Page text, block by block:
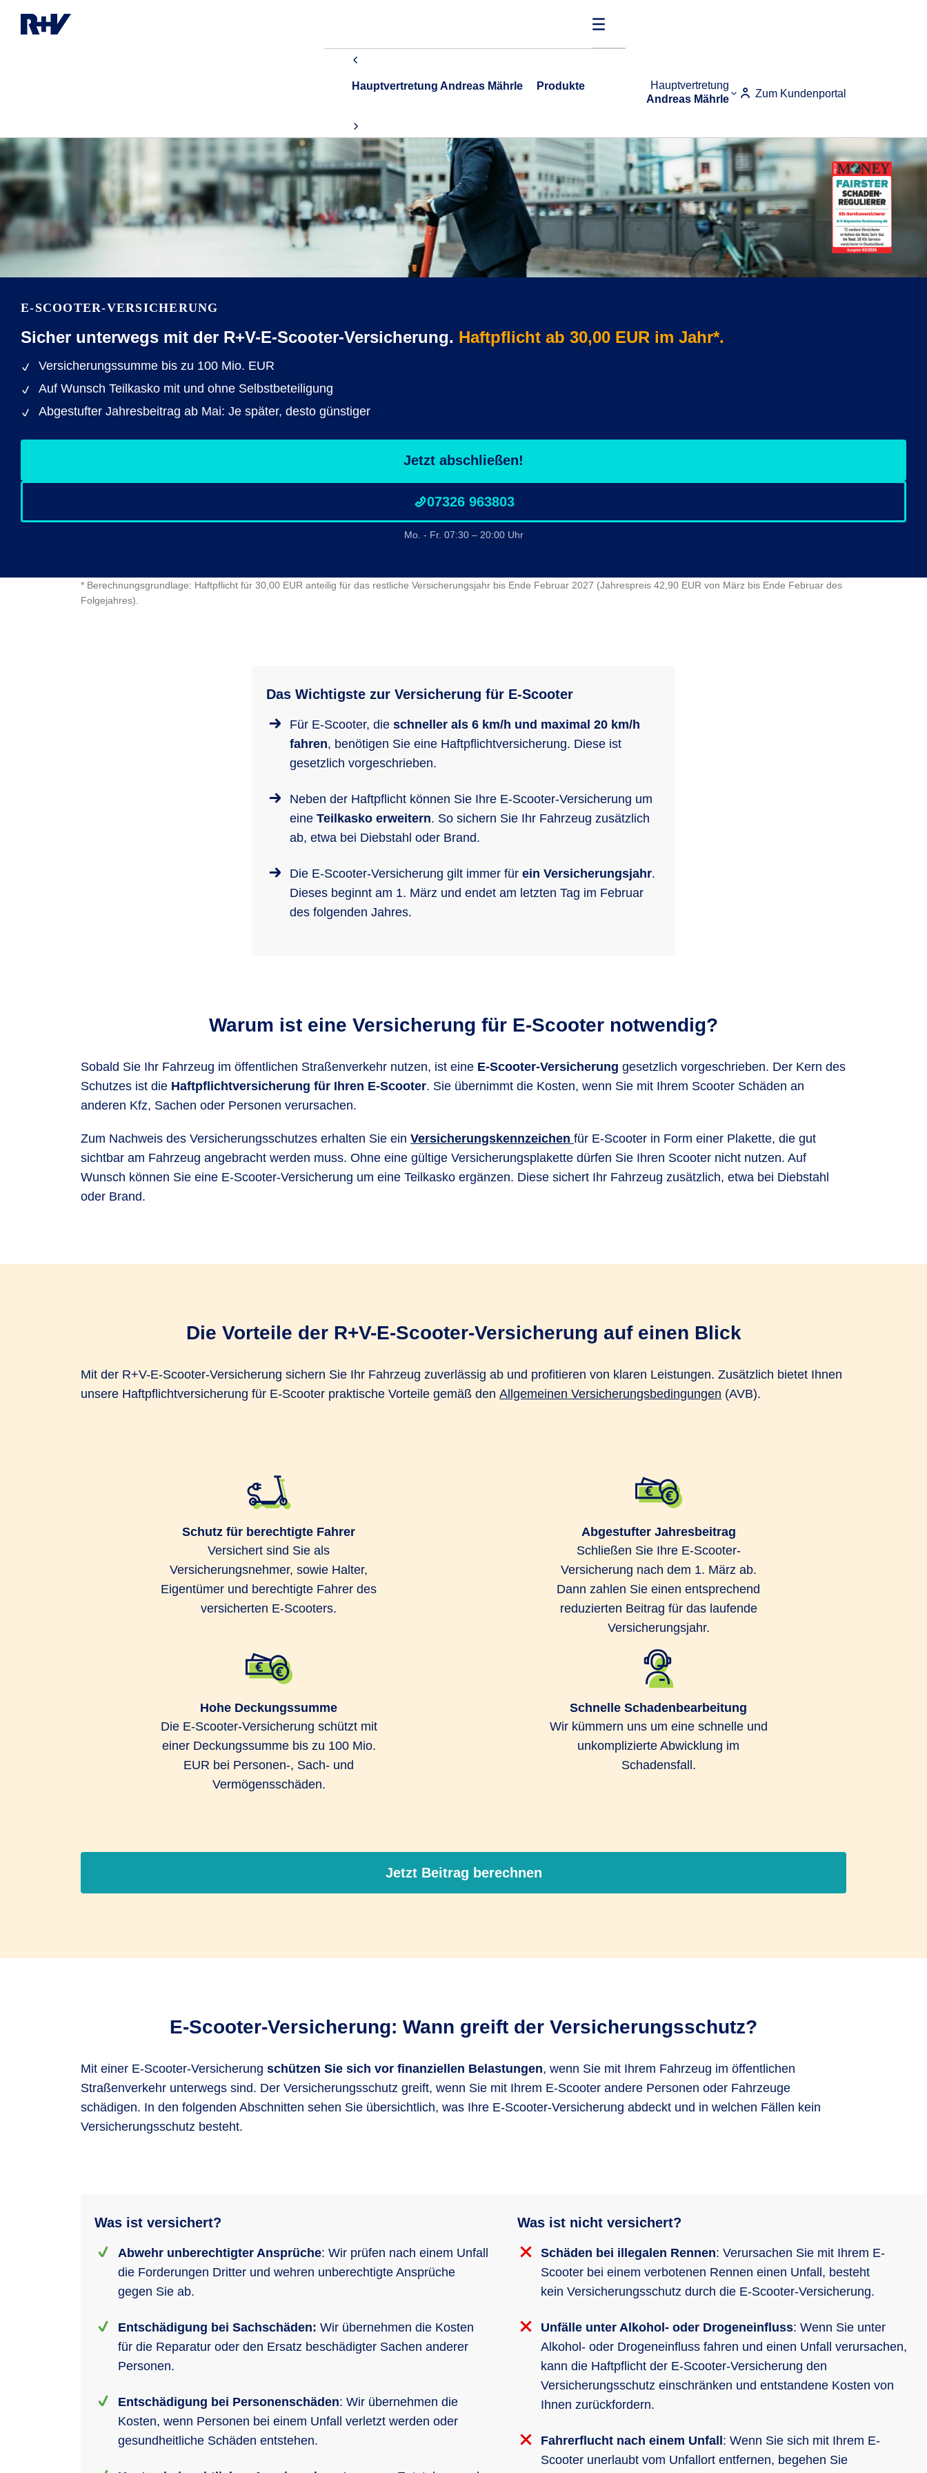
Hauptvertretung
Andreas Mährle
Zum Kundenportal
Hauptvertretung Andreas Mährle Produkte
E-SCOOTER-VERSICHERUNG
Sicher unterwegs mit der R+V-E-Scooter-Versicherung. Haftpflicht ab 30,00 EUR im Jahr*.
Versicherungssumme bis zu 100 Mio. EUR
Auf Wunsch Teilkasko mit und ohne Selbstbeteiligung
Abgestufter Jahresbeitrag ab Mai: Je später, desto günstiger
Jetzt abschließen!
07326 963803
Mo. - Fr. 07:30 – 20:00 Uhr
* Berechnungsgrundlage: Haftpflicht für 30,00 EUR anteilig für das restliche Versicherungsjahr bis Ende Februar 2027 (Jahrespreis 42,90 EUR von März bis Ende Februar des
Folgejahres).
Das Wichtigste zur Versicherung für E-Scooter
Für E-Scooter, die schneller als 6 km/h und maximal 20 km/h
fahren, benötigen Sie eine Haftpflichtversicherung. Diese ist
gesetzlich vorgeschrieben.
Neben der Haftpflicht können Sie Ihre E-Scooter-Versicherung um
eine Teilkasko erweitern. So sichern Sie Ihr Fahrzeug zusätzlich
ab, etwa bei Diebstahl oder Brand.
Die E-Scooter-Versicherung gilt immer für ein Versicherungsjahr.
Dieses beginnt am 1. März und endet am letzten Tag im Februar
des folgenden Jahres.
Warum ist eine Versicherung für E-Scooter notwendig?
Sobald Sie Ihr Fahrzeug im öffentlichen Straßenverkehr nutzen, ist eine E-Scooter-Versicherung gesetzlich vorgeschrieben. Der Kern des
Schutzes ist die Haftpflichtversicherung für Ihren E-Scooter. Sie übernimmt die Kosten, wenn Sie mit Ihrem Scooter Schäden an
anderen Kfz, Sachen oder Personen verursachen.
Zum Nachweis des Versicherungsschutzes erhalten Sie einVersicherungskennzeichenfür E-Scooter in Form einer Plakette, die gut
sichtbar am Fahrzeug angebracht werden muss. Ohne eine gültige Versicherungsplakette dürfen Sie Ihren Scooter nicht nutzen. Auf
Wunsch können Sie eine E-Scooter-Versicherung um eine Teilkasko ergänzen. Diese sichert Ihr Fahrzeug zusätzlich, etwa bei Diebstahl
oder Brand.
Die Vorteile der R+V-E-Scooter-Versicherung auf einen Blick
Mit der R+V-E-Scooter-Versicherung sichern Sie Ihr Fahrzeug zuverlässig ab und profitieren von klaren Leistungen. Zusätzlich bietet Ihnen
unsere Haftpflichtversicherung für E-Scooter praktische Vorteile gemäß denAllgemeinen Versicherungsbedingungen (AVB).
Schutz für berechtigte Fahrer
Versichert sind Sie als
Versicherungsnehmer, sowie Halter,
Eigentümer und berechtigte Fahrer des
versicherten E-Scooters.
Abgestufter Jahresbeitrag
Schließen Sie Ihre E-Scooter-
Versicherung nach dem 1. März ab.
Dann zahlen Sie einen entsprechend
reduzierten Beitrag für das laufende
Versicherungsjahr.
Hohe Deckungssumme
Die E-Scooter-Versicherung schützt mit
einer Deckungssumme bis zu 100 Mio.
EUR bei Personen-, Sach- und
Vermögensschäden.
Schnelle Schadenbearbeitung
Wir kümmern uns um eine schnelle und
unkomplizierte Abwicklung im
Schadensfall.
Jetzt Beitrag berechnen
E-Scooter-Versicherung: Wann greift der Versicherungsschutz?
Mit einer E-Scooter-Versicherung schützen Sie sich vor finanziellen Belastungen, wenn Sie mit Ihrem Fahrzeug im öffentlichen
Straßenverkehr unterwegs sind. Der Versicherungsschutz greift, wenn Sie mit Ihrem E-Scooter andere Personen oder Fahrzeuge
schädigen. In den folgenden Abschnitten sehen Sie übersichtlich, was Ihre E-Scooter-Versicherung abdeckt und in welchen Fällen kein
Versicherungsschutz besteht.
Was ist versichert?
Abwehr unberechtigter Ansprüche: Wir prüfen nach einem Unfall
die Forderungen Dritter und wehren unberechtigte Ansprüche
gegen Sie ab.
Entschädigung bei Sachschäden: Wir übernehmen die Kosten
für die Reparatur oder den Ersatz beschädigter Sachen anderer
Personen.
Entschädigung bei Personenschäden: Wir übernehmen die
Kosten, wenn Personen bei einem Unfall verletzt werden oder
gesundheitliche Schäden entstehen.
Was ist nicht versichert?
Schäden bei illegalen Rennen: Verursachen Sie mit Ihrem E-
Scooter bei einem verbotenen Rennen einen Unfall, besteht
kein Versicherungsschutz durch die E-Scooter-Versicherung.
Unfälle unter Alkohol- oder Drogeneinfluss: Wenn Sie unter
Alkohol- oder Drogeneinfluss fahren und einen Unfall verursachen,
kann die Haftpflicht der E-Scooter-Versicherung den
Versicherungsschutz einschränken und entstandene Kosten von
Ihnen zurückfordern.
Fahrerflucht nach einem Unfall : Wenn Sie sich mit Ihrem E-
Scooter unerlaubt vom Unfallort entfernen, begehen Sie